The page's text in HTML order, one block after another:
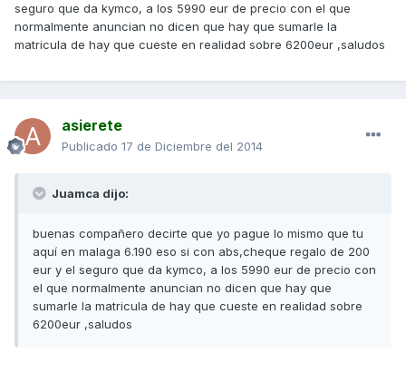
seguro que da kymco, a los 5990 eur de precio con el que
normalmente anuncian no dicen que hay que sumarle la
matricula de hay que cueste en realidad sobre 6200eur ,saludos
asierete
Publicado 17 de Diciembre del 2014
Juamca dijo:
buenas compañero decirte que yo pague lo mismo que tu
aquí en malaga 6.190 eso si con abs,cheque regalo de 200
eur y el seguro que da kymco, a los 5990 eur de precio con
el que normalmente anuncian no dicen que hay que
sumarle la matricula de hay que cueste en realidad sobre
6200eur ,saludos